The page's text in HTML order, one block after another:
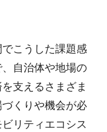
こうした課題感
自治体や地場の
支えるさまざま
くりや機会が必
リティエコシス